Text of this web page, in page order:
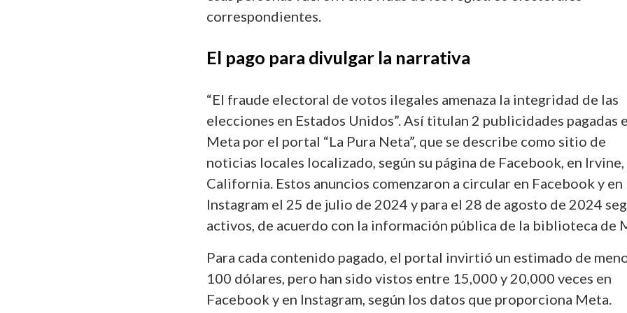
correspondientes.
El pago para divulgar la narrativa
“El fraude electoral de votos ilegales amenaza la integridad de las
elecciones en Estados Unidos”. Así titulan 2 publicidades pagadas
Meta por el portal “La Pura Neta”, que se describe como sitio de
noticias locales localizado, según su página de Facebook, en Irvine,
California. Estos anuncios comenzaron a circular en Facebook y en
Instagram el 25 de julio de 2024 y para el 28 de agosto de 2024
activos, de acuerdo con la información pública de la biblioteca de
Para cada contenido pagado, el portal invirtió un estimado de
100 dólares, pero han sido vistos entre 15,000 y 20,000 veces en
Facebook y en Instagram, según los datos que proporciona Meta.